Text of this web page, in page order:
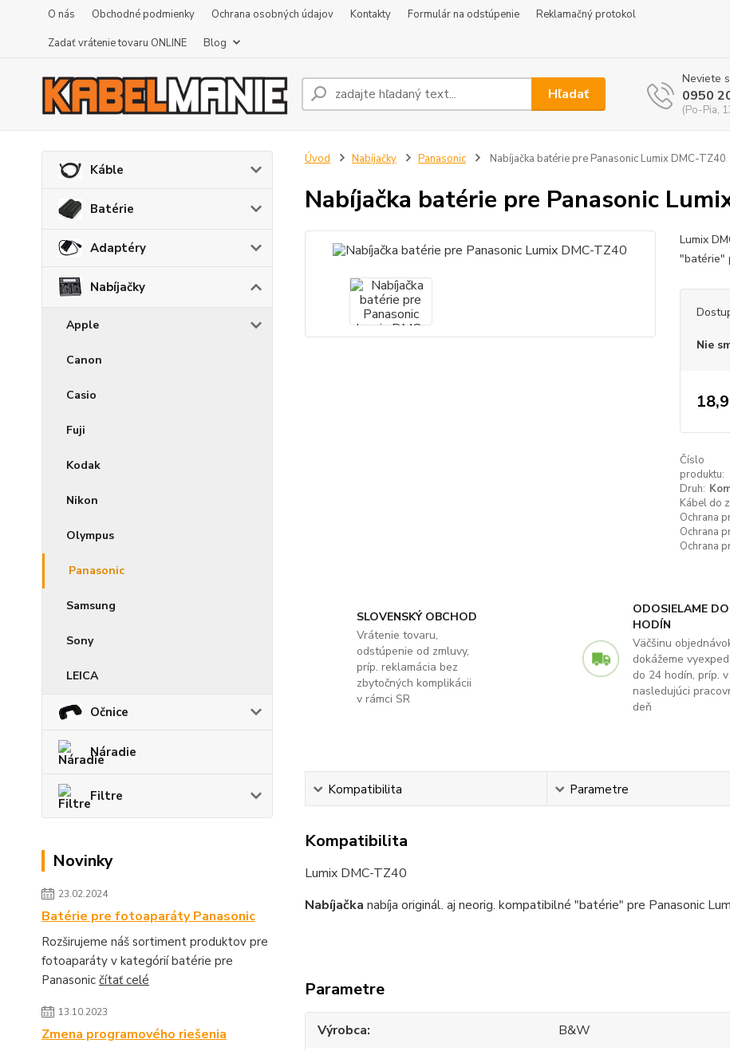
O nás Obchodné podmienky Ochrana osobných údajov Kontakty Formulár na odstúpenie
Reklamačný protokol
Zadať vrátenie tovaru ONLINE
Blog
Hľadať
Neviete
0950
(Po-Pia,
Káble
Batérie
Adaptéry
Nabíjačky
Apple
Canon
Casio
Fuji
Kodak
Nikon
Olympus
Panasonic
Samsung
Sony
LEICA
Očnice
Náradie
Filtre
Novinky
23.02.2024
Batérie pre fotoaparáty Panasonic
Rozširujeme náš sortiment produktov pre
fotoaparáty v kategórií batérie pre
Panasonic čítať celé
13.10.2023
Zmena programového riešenia
Úvod Nabíjačky Panasonic Nabíjačka batérie pre Panasonic Lumix DMC-TZ40
Nabíjačka batérie pre Panasonic
Lumix
"batérie"
Nie
Číslo
produktu:
Druh:
Kábel do
Ochrana
Ochrana
Ochrana
SLOVENSKÝ OBCHOD
Vrátenie tovaru,
odstúpenie od zmluvy,
príp. reklamácia bez
zbytočných komplikácii
v rámci SR
ODOSIELAME
HODÍN
Väčšinu
dokážeme
do 24 hodín, príp. v
nasledujúci
deň
Kompatibilita Parametre
Kompatibilita
Lumix DMC-TZ40
Nabíjačka nabíja originál. aj neorig. kompatibilné "batérie" pre Panasonic
Parametre
Výrobca
B&W